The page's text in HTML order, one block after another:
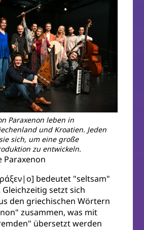
Paraxenon leben in
und Kroatien. Jeden
sich, um eine große
zu entwickeln.
Paraxenon
bedeutet "seltsam"
setzt sich
den griechischen Wörtern
zusammen, was mit
übersetzt werden